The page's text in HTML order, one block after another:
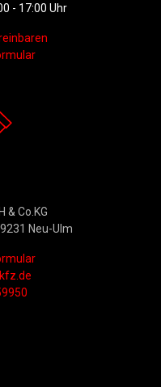
- 17:00 Uhr
& Co.KG
Neu-Ulm